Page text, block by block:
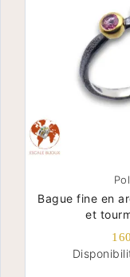
Bague fine en
et